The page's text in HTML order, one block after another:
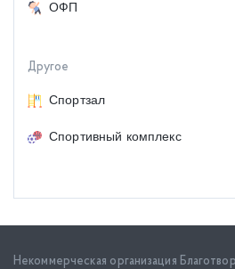
ОФП
Другое
Спортзал
Спортивный комплекс
Некоммерческая организация